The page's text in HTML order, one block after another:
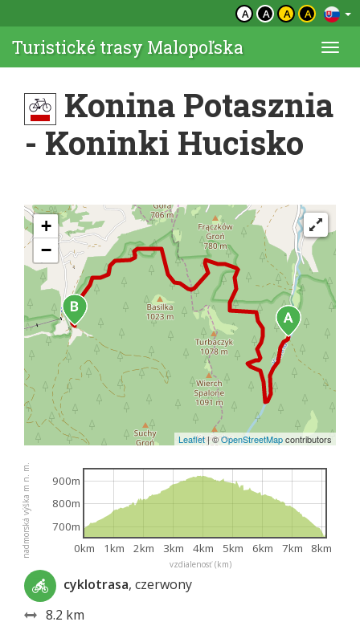
A A A A
Turistické trasy Malopoľska
Konina Potasznia
- Koninki Hucisko
+
−
Leaflet|©OpenStreetMapcontributors
vzdialenosť (km)
nadmorská výška m n. m. 0km 1km 2km 3km 4km 5km 6km 7km 8km
700m
800m
900m
cyklotrasa, czerwony
8.2 km